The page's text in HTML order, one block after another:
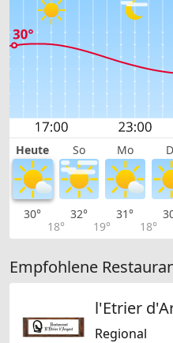
Heute So Mo
30°
18°
32°
19°
31°
18°
Empfohlene
l'Etrier
Regional